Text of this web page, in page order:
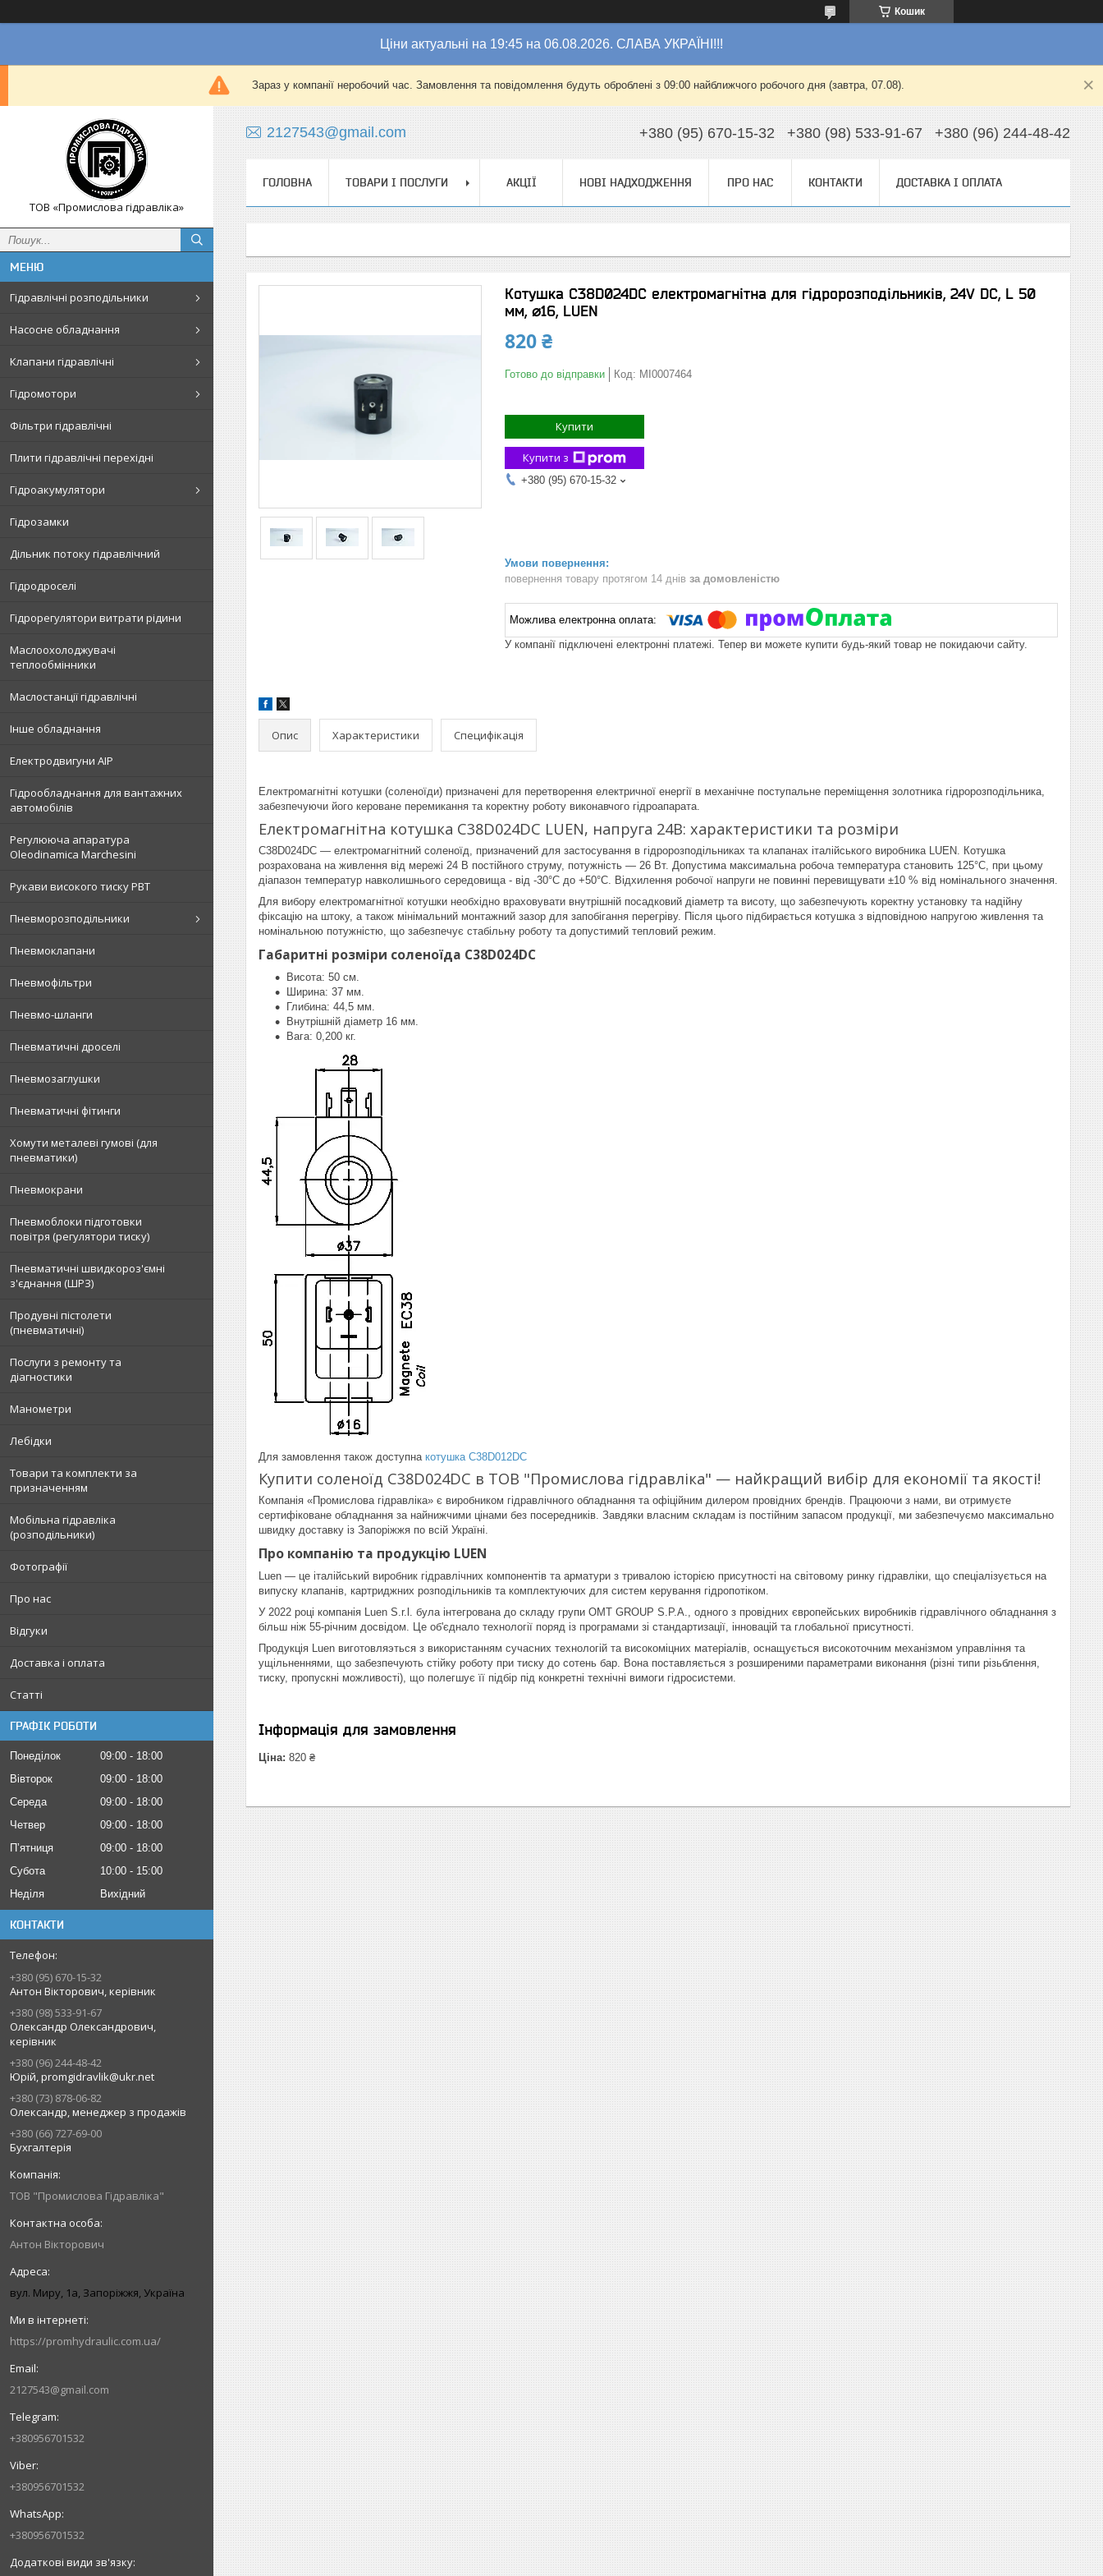
Кошик
Ціни актуальні на 19:45 на 06.08.2026. СЛАВА УКРАЇНІ!!!
Зараз у компанії неробочий час. Замовлення та повідомлення будуть оброблені з 09:00 найближчого робочого дня (завтра, 07.08).
ТОВ «Промислова гідравліка»
Гідравлічні розподільники
Насосне обладнання
Клапани гідравлічні
Гідромотори
Фільтри гідравлічні
Плити гідравлічні перехідні
Гідроакумулятори
Гідрозамки
Дільник потоку гідравлічний
Гідродроселі
Гідрорегулятори витрати рідини
Маслоохолоджувачі
теплообмінники
Маслостанції гідравлічні
Інше обладнання
Електродвигуни АІР
Гідрообладнання для вантажних
автомобілів
Регулююча апаратура
Oleodinamica Marchesini
Рукави високого тиску РВТ
Пневморозподільники
Пневмоклапани
Пневмофільтри
Пневмо-шланги
Пневматичні дроселі
Пневмозаглушки
Пневматичні фітинги
Хомути металеві гумові (для
пневматики)
Пневмокрани
Пневмоблоки підготовки
повітря (регулятори тиску)
Пневматичні швидкороз'ємні
з'єднання (ШРЗ)
Продувні пістолети
(пневматичні)
Послуги з ремонту та
діагностики
Манометри
Лебідки
Товари та комплекти за
призначенням
Мобільна гідравліка
(розподільники)
Фотографії
Про нас
Відгуки
Доставка і оплата
Статті
ГРАФІК РОБОТИ
Понеділок 09:00
18:00
Вівторок
09:00
18:00
Середа
09:00
18:00
Четвер
09:00
18:00
Пʼятниця
09:00
18:00
Субота
10:00
15:00
Неділя
Вихідний
КОНТАКТИ
+380 (95) 670-15-32
Антон Вікторович, керівник
+380 (98) 533-91-67
Олександр Олександрович,
керівник
+380 (96) 244-48-42
Юрій, promgidravlik@ukr.net
+380 (73) 878-06-82
Олександр, менеджер з продажів
+380 (66) 727-69-00
Бухгалтерія
ТОВ "Промислова Гідравліка"
Антон Вікторович
вул. Миру, 1а, Запоріжжя, Україна
https://promhydraulic.com.ua/
2127543@gmail.com
+380956701532
+380956701532
+380956701532
2127543@gmail.com +380 (95) 670-15-32 +380 (98) 533-91-67 +380 (96) 244-48-42
ГОЛОВНА ТОВАРИ І ПОСЛУГИ АКЦІЇ НОВІ НАДХОДЖЕННЯ ПРО НАС КОНТАКТИ ДОСТАВКА І ОПЛАТА
Котушка C38D024DC електромагнітна для гідророзподільників, 24V DC, L 50
мм, ⌀16, LUEN
820 ₴
Готово до відправки Код: MI0007464
Купити
Купити з
+380 (95) 670-15-32
повернення товару протягом 14 днів за домовленістю
У компанії підключені електронні платежі. Тепер ви можете купити будь-який товар не покидаючи сайту.
Опис Характеристики Специфікація
Електромагнітні котушки (соленоїди) призначені для перетворення електричної енергії в механічне поступальне переміщення золотника гідророзподільника,
забезпечуючи його кероване перемикання та коректну роботу виконавчого гідроапарата.
Електромагнітна котушка C38D024DC LUEN, напруга 24В: характеристики та розміри
C38D024DC — електромагнітний соленоїд, призначений для застосування в гідророзподільниках та клапанах італійського виробника LUEN. Котушка
розрахована на живлення від мережі 24 В постійного струму, потужність — 26 Вт. Допустима максимальна робоча температура становить 125°C, при цьому
діапазон температур навколишнього середовища - від -30°C до +50°C. Відхилення робочої напруги не повинні перевищувати ±10 % від номінального значення.
Для вибору електромагнітної котушки необхідно враховувати внутрішній посадковий діаметр та висоту, що забезпечують коректну установку та надійну
фіксацію на штоку, а також мінімальний монтажний зазор для запобігання перегріву. Після цього підбирається котушка з відповідною напругою живлення та
номінальною потужністю, що забезпечує стабільну роботу та допустимий тепловий режим.
Габаритні розміри соленоїда C38D024DC
Висота: 50 см.
Ширина: 37 мм.
Глибина: 44,5 мм.
Внутрішній діаметр 16 мм.
Вага: 0,200 кг.
Для замовлення також доступна котушка C38D012DC
Купити соленоїд C38D024DC в ТОВ "Промислова гідравліка" — найкращий вибір для економії та якості!
Компанія «Промислова гідравліка» є виробником гідравлічного обладнання та офіційним дилером провідних брендів. Працюючи з нами, ви отримуєте
сертифіковане обладнання за найнижчими цінами без посередників. Завдяки власним складам із постійним запасом продукції, ми забезпечуємо максимально
швидку доставку із Запоріжжя по всій Україні.
Про компанію та продукцію LUEN
Luen — це італійський виробник гідравлічних компонентів та арматури з тривалою історією присутності на світовому ринку гідравліки, що спеціалізується на
випуску клапанів, картриджних розподільників та комплектуючих для систем керування гідропотіком.
У 2022 році компанія Luen S.r.l. була інтегрована до складу групи OMT GROUP S.P.A., одного з провідних європейських виробників гідравлічного обладнання з
більш ніж 55-річним досвідом. Це об'єднало технології поряд із програмами зі стандартизації, інновацій та глобальної присутності.
Продукція Luen виготовляэться з використанням сучасних технологій та високоміцних матеріалів, оснащується високоточним механізмом управління та
ущільненнями, що забезпечують стійку роботу при тиску до сотень бар. Вона поставляється з розширеними параметрами виконання (різні типи різьблення,
тиску, пропускні можливості), що полегшує її підбір під конкретні технічні вимоги гідросистеми.
Інформація для замовлення
Ціна: 820 ₴